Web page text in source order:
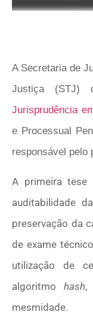
A Secretaria de
Justiça (STJ)
Jurisprudência
e Processual
responsável pelo
A primeira tese
auditabilidade
preservação da
de exame
utilização de
algoritmo hash,
mesmidade.